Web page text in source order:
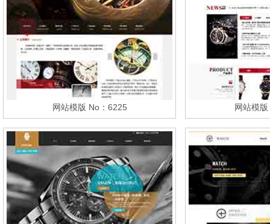
网站模版 No：6225 网站模